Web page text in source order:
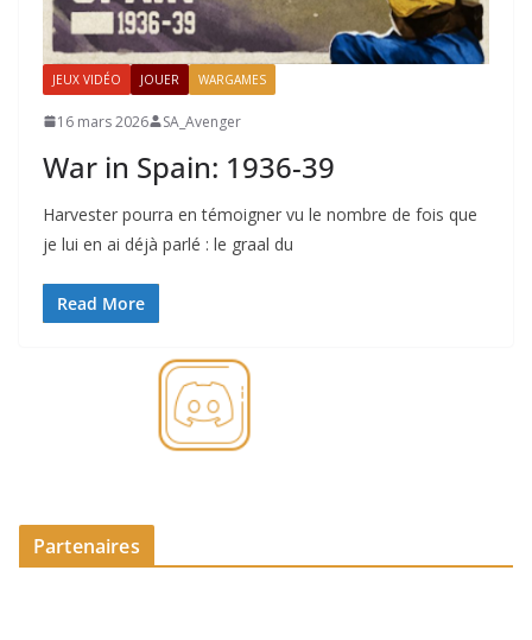
JEUX VIDÉO JOUER WARGAMES
16 mars 2026 SA_Avenger
War in Spain: 1936-39
Harvester pourra en témoigner vu le nombre de fois que
je lui en ai déjà parlé : le graal du
Read More
Partenaires